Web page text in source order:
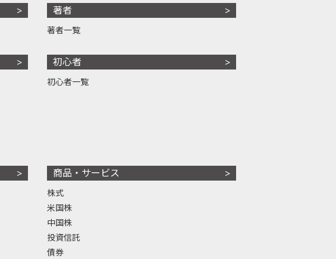
著者
著者一覧
初心者
初心者一覧
商品・サービス
株式
米国株
中国株
投資信託
債券